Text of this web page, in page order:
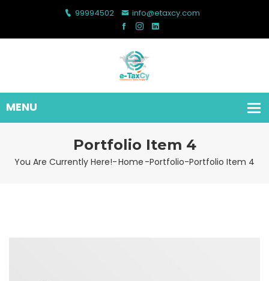
99994502 info@etaxcy.com
Portfolio Item 4
You Are Currently Here!-Home -Portfolio-Portfolio Item 4